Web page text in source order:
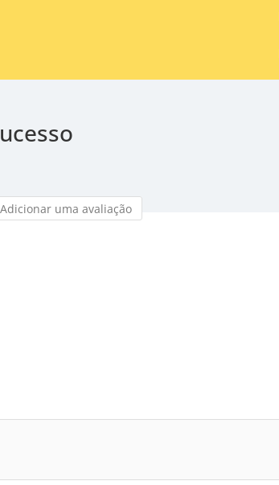
Adicionar uma avaliação